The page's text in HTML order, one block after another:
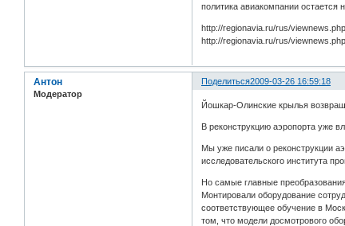
политика авиакомпании
http://regionavia.ru/rus/
http://regionavia.ru/rus/
Поделиться2009-03-26 16:59:18
Антон
Модератор
Йошкар-Олинские крылья
В реконструкцию аэропорта уже
Мы уже писали о реконструкции
исследовательского института
Но самые главные
Монтировали оборудование
соответствующее обучение в
том, что модели досмотрового